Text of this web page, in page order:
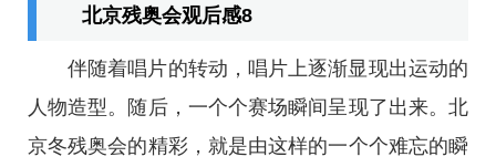
北京残奥会观后感8
伴随着唱片的转动，唱片上逐渐显现出运动的
人物造型。随后，一个个赛场瞬间呈现了出来。北
京冬残奥会的精彩，就是由这样的一个个难忘的瞬